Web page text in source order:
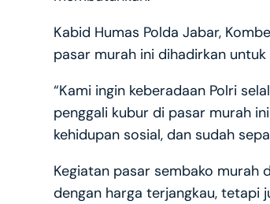
Kabid Humas Polda Jabar,
pasar murah ini dihadirkan
“Kami ingin keberadaan Polri
penggali kubur di pasar murah
kehidupan sosial, dan sudah
Kegiatan pasar sembako murah
dengan harga terjangkau, tetapi